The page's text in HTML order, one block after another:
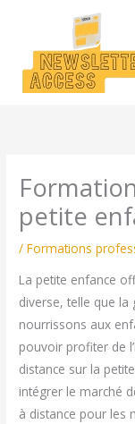
contenu
petite
/Formations
La petite enfance
diverse, telle que la
nourrissons aux
pouvoir profiter de
distance sur la
intégrer le marché
à distance pour les